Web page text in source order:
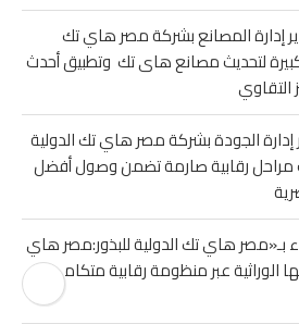
إدارة المصانع بشركة مصر هاي تك
كبيرة لتحديث مصانع هاى تك وتطبيق أحدث
التقاوي
إدارة الجودة بشركة مصر هاي تك الدولية
مراحل رقابية صارمة تضمن وصول أفضل
بـ«مصر هاي تك الدولية للبذور:مصر هاي
الوراثية عبر منظومة رقابية متكاملة من